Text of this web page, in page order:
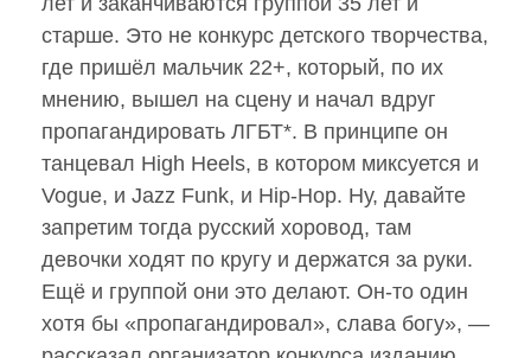
старше. Это не конкурс детского творчества,
где пришёл мальчик 22+, который, по их
мнению, вышел на сцену и начал вдруг
пропагандировать ЛГБТ*. В принципе он
танцевал High Heels, в котором миксуется и
Vogue, и Jazz Funk, и Hip-Hop. Ну, давайте
запретим тогда русский хоровод, там
девочки ходят по кругу и держатся за руки.
Ещё и группой они это делают. Он-то один
хотя бы «пропагандировал», слава богу», —